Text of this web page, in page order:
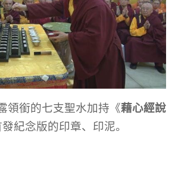
領銜的七支聖水加持《藉心經說
紀念版的印章、印泥。